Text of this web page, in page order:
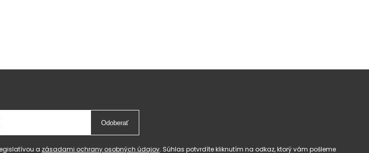
Odoberať
a zásadami ochrany osobných údajov. Súhlas potvrdíte kliknutím na odkaz, ktorý vám pošleme